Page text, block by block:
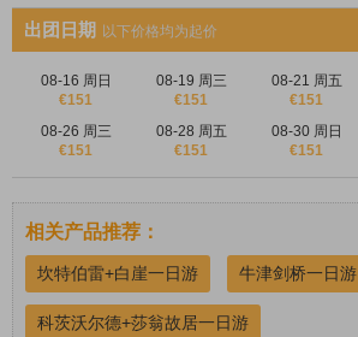
出团日期 以下价格均为起价
08-16 周日
€151
08-19 周三
€151
08-21 周五
€151
08-26 周三
€151
08-28 周五
€151
08-30 周日
€151
相关产品推荐：
坎特伯雷+白崖一日游 牛津剑桥一日游
科茨沃尔德+莎翁故居一日游